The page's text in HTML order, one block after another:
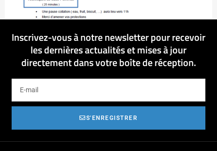
Inscrivez-vous à notre newsletter pour recevoir
les dernières actualités et mises à jour
directement dans votre boîte de réception.
S'ENREGISTRER